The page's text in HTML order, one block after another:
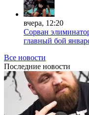
вчера, 12:20
Сорван
главный бой
Все новости
Последние новости